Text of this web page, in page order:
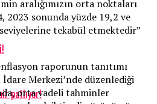
patlıyor!
aralığımızın orta noktaları
2023 sonunda yüzde 19,2 ve
tekabül etmektedir”
raporunun tanıtımı
İdare Merkezi’nde düzenlediği
orta vadeli tahminler